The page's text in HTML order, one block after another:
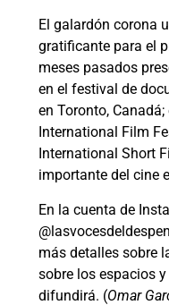
El galardón corona
gratificante para el
meses pasados
en el festival de
en Toronto,
International Film
International Short
importante del cine
En la cuenta de
más detalles sobre
sobre los espacios
difundirá. (Omar